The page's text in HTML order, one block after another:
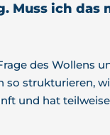
Muss ich das
des Wollens
strukturieren,
und hat